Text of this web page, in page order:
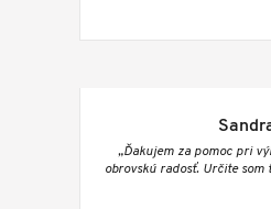
„Ďakujem za pomoc pri
obrovskú radosť. Určite som